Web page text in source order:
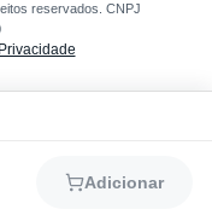
reservados. CNPJ
Adicionar